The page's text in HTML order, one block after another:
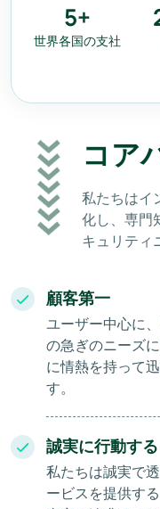
5+
世界各国の支社
コア
私たちはイ
化し、専門
キュリティ
顧客第一
ユーザー中心に
の急ぎのニーズ
に情熱を持って
す。
誠実に行動する
私たちは誠実で
ービスを提供す